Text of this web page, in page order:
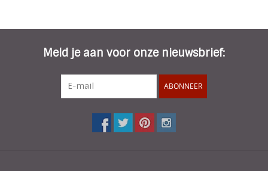
* Nikkel vrij
Meld je aan voor onze nieuwsbrief:
ABONNEER